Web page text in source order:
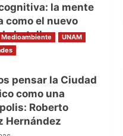
la mente
como el nuevo
batalla
Medioambiente
UNAM
pensar la Ciudad
como una
Roberto
Hernández